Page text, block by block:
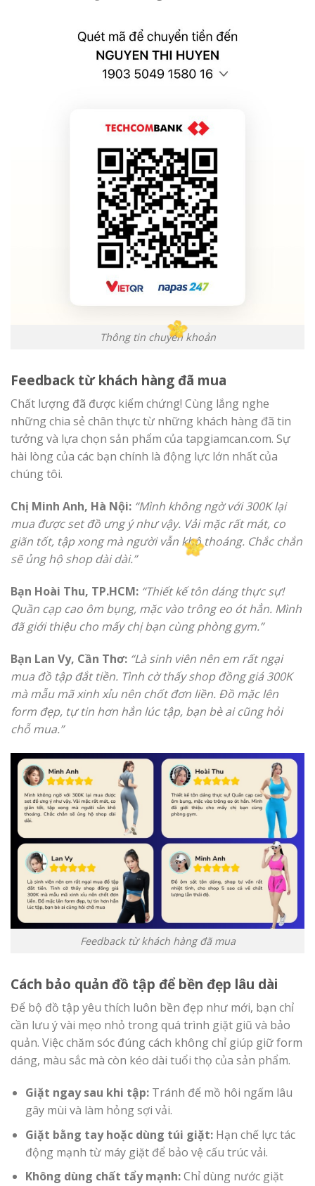
Thông tin chuyển khoản
Feedback từ khách hàng đã mua
Chất lượng đã được kiểm chứng! Cùng lắng nghe
những chia sẻ chân thực từ những khách hàng đã tin
tưởng và lựa chọn sản phẩm của tapgiamcan.com. Sự
hài lòng của các bạn chính là động lực lớn nhất của
chúng tôi.
Chị Minh Anh, Hà Nội: “Mình không ngờ với 300K lại
mua được set đồ ưng ý như vậy. Vải mặc rất mát, co
giãn tốt, tập xong mà người vẫn khô thoáng. Chắc chắn
sẽ ủng hộ shop dài dài.”
Bạn Hoài Thu, TP.HCM: “Thiết kế tôn dáng thực sự!
Quần cạp cao ôm bụng, mặc vào trông eo ót hẳn. Mình
đã giới thiệu cho mấy chị bạn cùng phòng gym.”
Bạn Lan Vy, Cần Thơ: “Là sinh viên nên em rất ngại
mua đồ tập đắt tiền. Tình cờ thấy shop đồng giá 300K
mà mẫu mã xinh xỉu nên chốt đơn liền. Đồ mặc lên
form đẹp, tự tin hơn hẳn lúc tập, bạn bè ai cũng hỏi
chỗ mua.”
Feedback từ khách hàng đã mua
Cách bảo quản đồ tập để bền đẹp lâu dài
Để bộ đồ tập yêu thích luôn bền đẹp như mới, bạn chỉ
cần lưu ý vài mẹo nhỏ trong quá trình giặt giũ và bảo
quản. Việc chăm sóc đúng cách không chỉ giúp giữ form
dáng, màu sắc mà còn kéo dài tuổi thọ của sản phẩm.
Giặt ngay sau khi tập:Tránh để mồ hôi ngấm lâu
gây mùi và làm hỏng sợi vải.
Giặt bằng tay hoặc dùng túi giặt:Hạn chế lực tác
động mạnh từ máy giặt để bảo vệ cấu trúc vải.
Không dùng chất tẩy mạnh:Chỉ dùng nước giặt